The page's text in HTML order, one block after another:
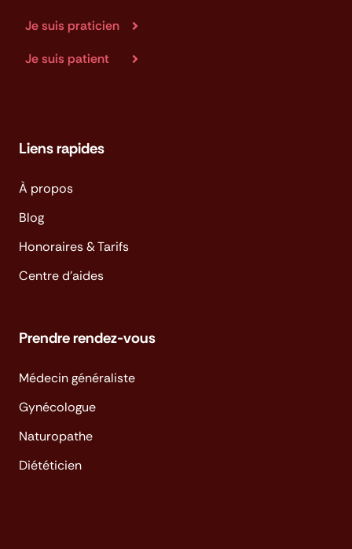
Je suis praticien
Je suis patient
Liens rapides
À propos
Blog
Honoraires & Tarifs
Centre d'aides
Prendre rendez-vous
Médecin généraliste
Gynécologue
Naturopathe
Diététicien